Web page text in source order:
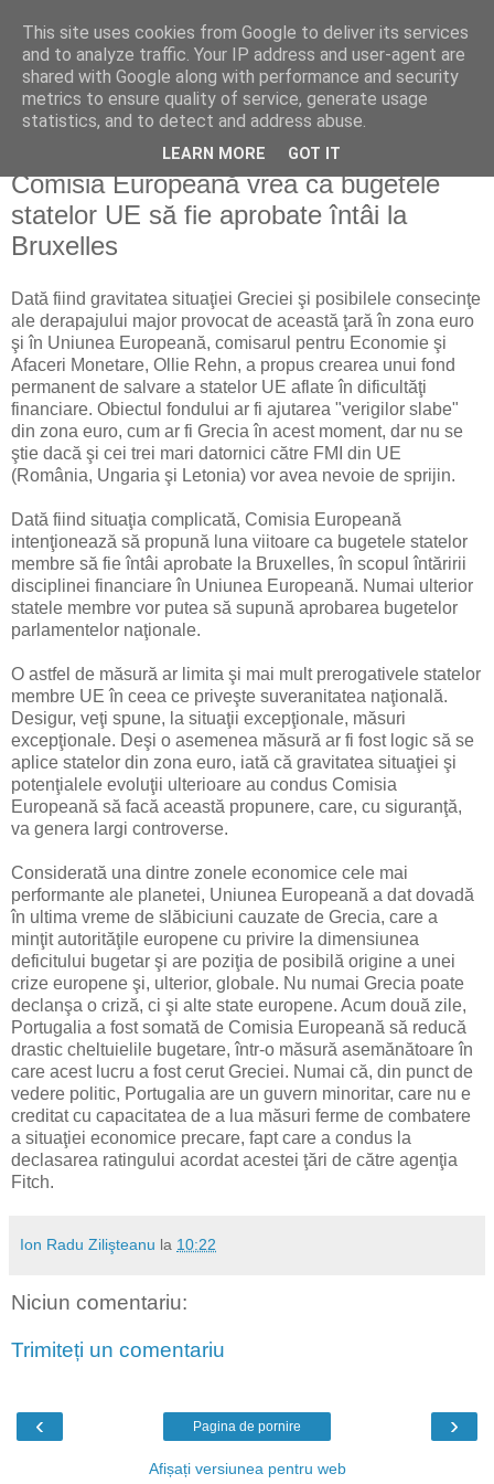
Reflecţii economice
blog de reflecţii, informaţii şi opinii economice
vineri, 16 aprilie 2010
Comisia Europeană vrea ca bugetele
statelor UE să fie aprobate întâi la
Bruxelles
Dată fiind gravitatea situaţiei Greciei şi posibilele consecinţe
ale derapajului major provocat de această ţară în zona euro
şi în Uniunea Europeană, comisarul pentru Economie şi
Afaceri Monetare, Ollie Rehn, a propus crearea unui fond
permanent de salvare a statelor UE aflate în dificultăţi
financiare. Obiectul fondului ar fi ajutarea "verigilor slabe"
din zona euro, cum ar fi Grecia în acest moment, dar nu se
ştie dacă şi cei trei mari datornici către FMI din UE
(România, Ungaria şi Letonia) vor avea nevoie de sprijin.
Dată fiind situaţia complicată, Comisia Europeană
intenţionează să propună luna viitoare ca bugetele statelor
membre să fie întâi aprobate la Bruxelles, în scopul întăririi
disciplinei financiare în Uniunea Europeană. Numai ulterior
statele membre vor putea să supună aprobarea bugetelor
parlamentelor naţionale.
O astfel de măsură ar limita şi mai mult prerogativele statelor
membre UE în ceea ce priveşte suveranitatea naţională.
Desigur, veţi spune, la situaţii excepţionale, măsuri
excepţionale. Deşi o asemenea măsură ar fi fost logic să se
aplice statelor din zona euro, iată că gravitatea situaţiei şi
potenţialele evoluţii ulterioare au condus Comisia
Europeană să facă această propunere, care, cu siguranţă,
va genera largi controverse.
Considerată una dintre zonele economice cele mai
performante ale planetei, Uniunea Europeană a dat dovadă
în ultima vreme de slăbiciuni cauzate de Grecia, care a
minţit autorităţile europene cu privire la dimensiunea
deficitului bugetar şi are poziţia de posibilă origine a unei
crize europene şi, ulterior, globale. Nu numai Grecia poate
declanşa o criză, ci şi alte state europene. Acum două zile,
Portugalia a fost somată de Comisia Europeană să reducă
drastic cheltuielile bugetare, într-o măsură asemănătoare în
care acest lucru a fost cerut Greciei. Numai că, din punct de
vedere politic, Portugalia are un guvern minoritar, care nu e
creditat cu capacitatea de a lua măsuri ferme de combatere
a situaţiei economice precare, fapt care a condus la
declasarea ratingului acordat acestei ţări de către agenţia
Fitch.
Ion Radu Zilişteanu la 10:22
Niciun comentariu:
Trimiteți un comentariu
‹ ›
Pagina de pornire
Afișați versiunea pentru web
This site uses cookies from Google to deliver its services
and to analyze traffic. Your IP address and user-agent are
shared with Google along with performance and security
metrics to ensure quality of service, generate usage
statistics, and to detect and address abuse.
LEARN MORE GOT IT